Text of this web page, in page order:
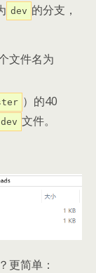
dev 的分支，
文件名为
）的40
dev 文件。
更简单：